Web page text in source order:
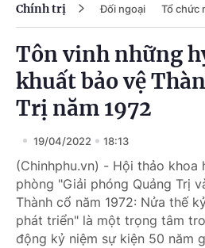
Chính trị Đối ngoại Tổ chức
Tôn vinh những
khuất bảo vệ
Trị năm 1972
19/04/2022 18:13
(Chinhphu.vn) - Hội thảo khoa
phòng "Giải phóng Quảng Trị
Thành cổ năm 1972: Nửa thế
phát triển" là một trọng tâm
động kỷ niệm sự kiện 50 năm